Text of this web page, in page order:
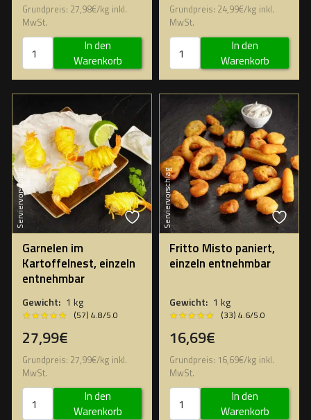
Grundpreis: 27,98€/kg inkl.
MwSt.
In den
Warenkorb
Grundpreis: 24,99€/kg inkl.
MwSt.
In den
Warenkorb
Serviervorschlag
Garnelen im
Kartoffelnest, einzeln
entnehmbar
Gewicht: 1 kg
★★★★★
★★★★★ (57) 4.8/5.0
27,99€
Grundpreis: 27,99€/kg inkl.
MwSt.
In den
Warenkorb
Serviervorschlag
Fritto Misto paniert,
einzeln entnehmbar
Gewicht: 1 kg
★★★★★
★★★★★ (33) 4.6/5.0
16,69€
Grundpreis: 16,69€/kg inkl.
MwSt.
In den
Warenkorb